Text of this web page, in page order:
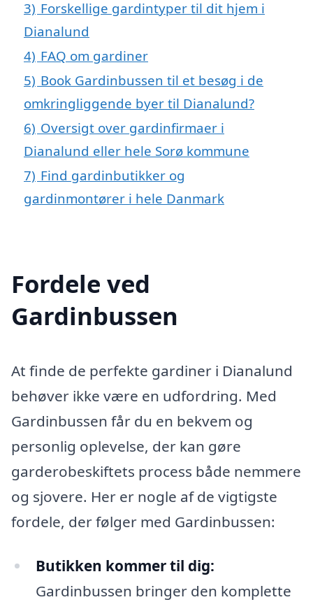
3) Forskellige gardintyper til dit hjem i
Dianalund
4) FAQ om gardiner
5) Book Gardinbussen til et besøg i de
omkringliggende byer til Dianalund?
6) Oversigt over gardinfirmaer i
Dianalund eller hele Sorø kommune
7) Find gardinbutikker og
gardinmontører i hele Danmark
Fordele ved
Gardinbussen
At finde de perfekte gardiner i Dianalund
behøver ikke være en udfordring. Med
Gardinbussen får du en bekvem og
personlig oplevelse, der kan gøre
garderobeskiftets process både nemmere
og sjovere. Her er nogle af de vigtigste
fordele, der følger med Gardinbussen:
Butikken kommer til dig:
Gardinbussen bringer den komplette